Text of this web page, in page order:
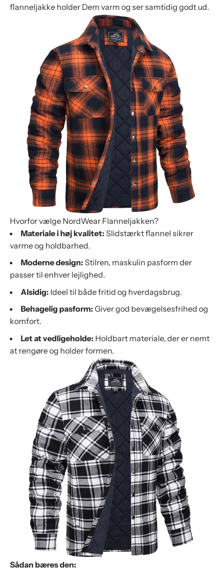
flanneljakke holder Dem varm og ser samtidig godt ud.
Hvorfor vælge NordWear Flanneljakken?
Materiale i høj kvalitet: Slidstærkt flannel sikrer
varme og holdbarhed.
Moderne design: Stilren, maskulin pasform der
passer til enhver lejlighed.
Alsidig: Ideel til både fritid og hverdagsbrug.
Behagelig pasform: Giver god bevægelsesfrihed og
komfort.
Let at vedligeholde: Holdbart materiale, der er nemt
at rengøre og holder formen.
Sådan bæres den: